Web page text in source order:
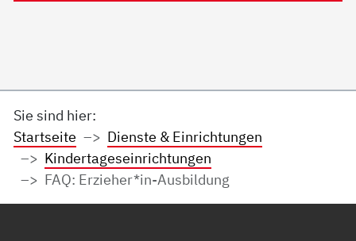
Sie sind hier:
Startseite
Dienste & Einrichtungen
Kindertageseinrichtungen
FAQ: Erzieher*in-Ausbildung